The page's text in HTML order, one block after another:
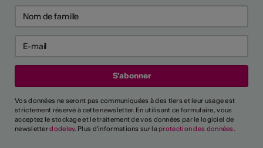
Vos données ne seront pas communiquées à des tiers et leur usage est
strictement réservé à cette newsletter. En utilisant ce formulaire, vous
acceptez le stockage et le traitement de vos données par le logiciel de
newsletterdodeley. Plus d'informations sur la protection des données.